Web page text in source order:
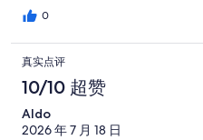
0
真实点评
10/10 超赞
Aldo
2026 年 7 月 18 日